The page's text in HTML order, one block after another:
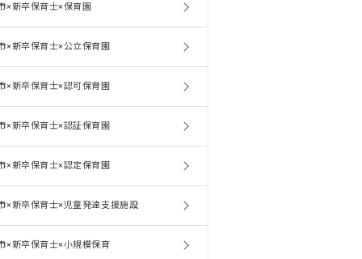
×新卒保育士×保育園
×新卒保育士×公立保育園
×新卒保育士×認可保育園
×新卒保育士×認証保育園
×新卒保育士×認定保育園
×新卒保育士×児童発達支援施設
×新卒保育士×小規模保育